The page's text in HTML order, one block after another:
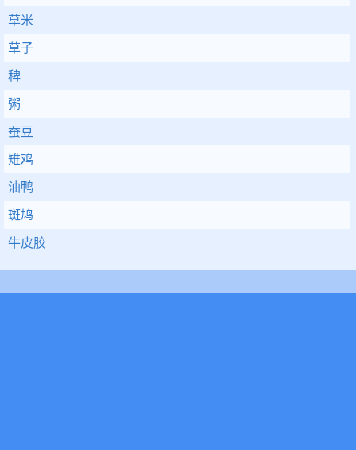
草米
草子
稗
粥
蚕豆
雉鸡
油鸭
斑鸠
牛皮胶